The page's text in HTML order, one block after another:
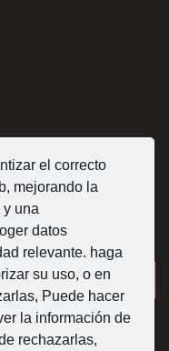
el correcto
mejorando la
una
datos
relevante. haga
su uso, o en
Puede hacer
la información de
rechazarlas,